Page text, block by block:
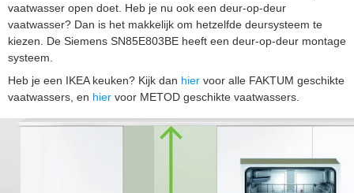
vaatwasser open doet. Heb je nu ook een deur-op-deur
vaatwasser? Dan is het makkelijk om hetzelfde deursysteem te
kiezen. De Siemens SN85E803BE heeft een deur-op-deur montage
systeem.
Heb je een IKEA keuken? Kijk dan hier voor alle FAKTUM geschikte
vaatwassers, en hier voor METOD geschikte vaatwassers.